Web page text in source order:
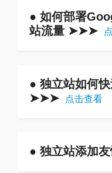
● 如何部署
站流量 ➤➤➤
● 独立站如何
➤➤➤
点击查看
● 独立站添加